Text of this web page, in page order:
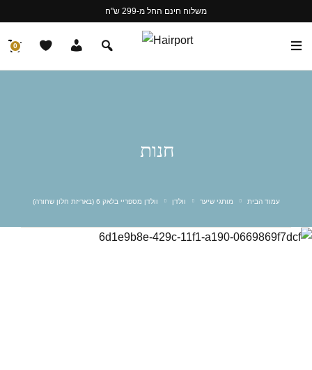
משלוח חינם החל מ-299 ש"ח
0
חנות
עמוד הבית מותגי שיער וולדן וולדן מספריי בלאק 6 (באריזת חלון שחורה)